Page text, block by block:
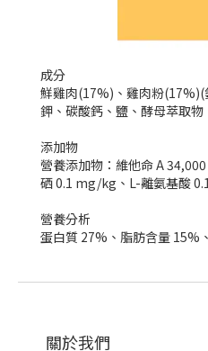
成分
鮮雞肉(17%)、雞肉粉(17%)(
鉀、碳酸鈣、鹽、酵母萃取
添加物
營養添加物：維他命 A
硒 0.1 mg/kg、L-離氨基酸
營養分析
蛋白質 27%、脂肪含量 15%
關於我們